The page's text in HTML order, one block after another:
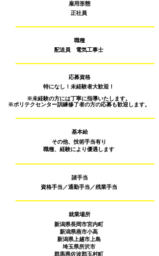
雇用形態
正社員
職種
配送員 電気工事士
応募資格
特になし！未経験者大歓迎！
※未経験の方には丁寧に指導いたします。
※ポリテクセンター訓練修了者の方の応募も歓迎します。
基本給
その他、技術手当有り
職種、経験により優遇します
諸手当
資格手当／通勤手当／残業手当
就業場所
新潟県長岡市宮内町
新潟県燕市小高
新潟県上越市上島
埼玉県所沢市
群馬県佐波郡玉村町